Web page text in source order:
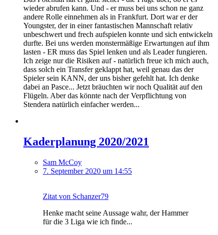
wieder abrufen kann. Und - er muss bei uns schon ne ganz
andere Rolle einnehmen als in Frankfurt. Dort war er der
Youngster, der in einer fantastischen Mannschaft relativ
unbeschwert und frech aufspielen konnte und sich entwickeln
durfte. Bei uns werden monstermäßige Erwartungen auf ihm
lasten - ER muss das Spiel lenken und als Leader fungieren.
Ich zeige nur die Risiken auf - natürlich freue ich mich auch,
dass solch ein Transfer geklappt hat, weil genau das der
Spieler sein KANN, der uns bisher gefehlt hat. Ich denke
dabei an Pasce... Jetzt bräuchten wir noch Qualität auf den
Flügeln. Aber das könnte nach der Verpflichtung von
Stendera natürlich einfacher werden...
Kaderplanung 2020/2021
Sam McCoy
7. September 2020 um 14:55
Zitat von Schanzer79
Henke macht seine Aussage wahr, der Hammer
für die 3 Liga wie ich finde...